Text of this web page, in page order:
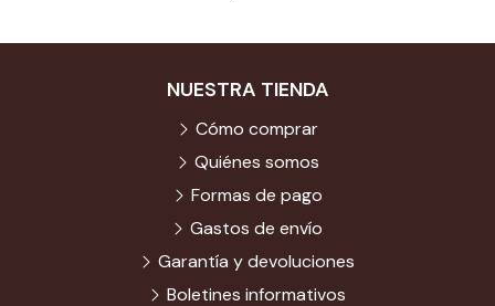
NUESTRA TIENDA
Cómo comprar
Quiénes somos
Formas de pago
Gastos de envío
Garantía y devoluciones
Boletines informativos